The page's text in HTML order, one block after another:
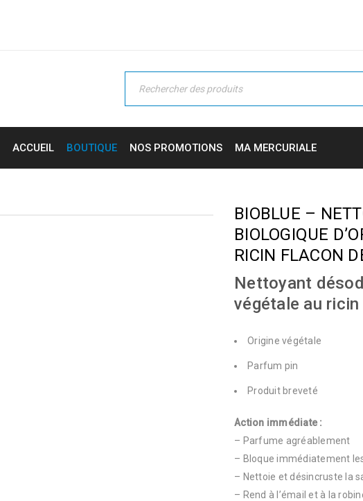
ACCUEIL BOUTIQUE NOS PROMOTIONS MA MERCURIALE
BIOBLUE –
BIOLOGIQUE
RICIN FLACON
Nettoyant
végétale au ricin
Origine végétale
Parfum pin
Produit breveté
Action immédiate :
– Parfume agréablement
– Bloque immédiatement
– Nettoie et désincruste la
– Rend à l’émail et à la